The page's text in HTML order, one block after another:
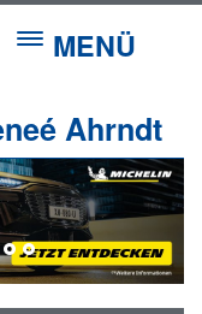
MENÜ
Ahrndt